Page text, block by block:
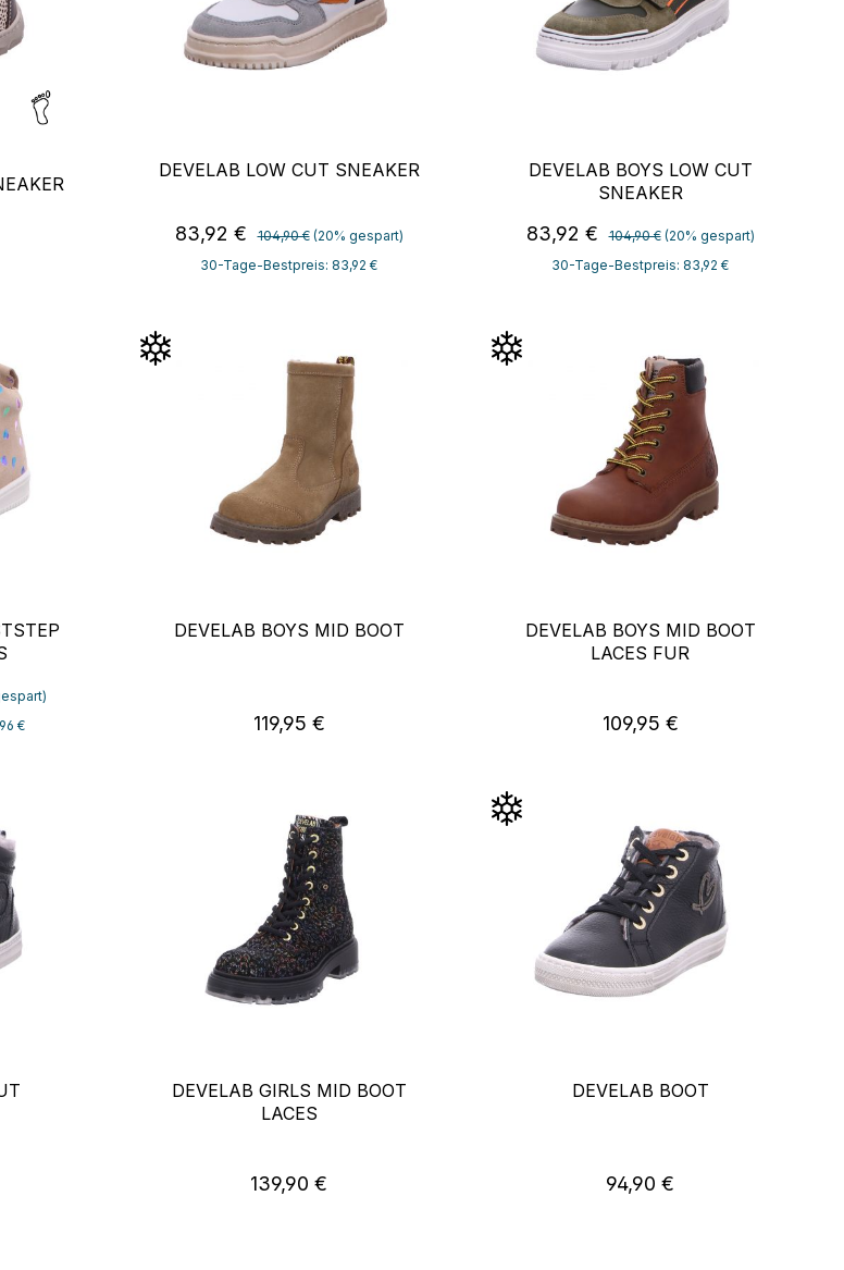
DEVELAB LOW CUT SNEAKER
Verkaufspreis:
83,92 € Regulärer Preis:
104,90 € (20% gespart)
30-Tage-Bestpreis: 83,92 €
DEVELAB BOYS LOW CUT
SNEAKER
Verkaufspreis:
83,92 € Regulärer Preis:
104,90 € (20% gespart)
30-Tage-Bestpreis: 83,92 €
€
DEVELAB BOYS MID BOOT
Regulärer Preis:
119,95 €
DEVELAB BOYS MID BOOT
LACES FUR
Regulärer Preis:
109,95 €
DEVELAB GIRLS MID BOOT
LACES
Regulärer Preis:
139,90 €
DEVELAB BOOT
Regulärer Preis:
94,90 €